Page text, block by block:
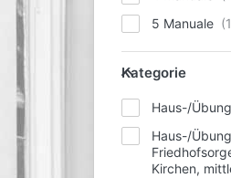
5 Manuale
Kategorie
Kategorie
Haus-/
Haus-/
Kirchen,